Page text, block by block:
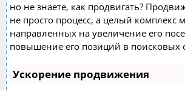
но не знаете, как продвигать?
не просто процесс, а целый комплекс
направленных на увеличение его
повышение его позиций в поисковых
Ускорение продвижения